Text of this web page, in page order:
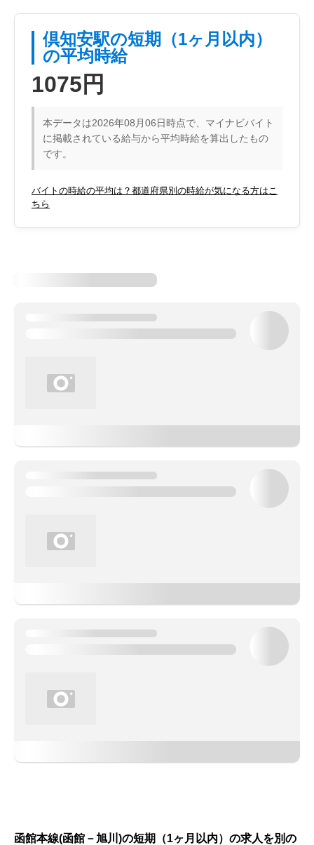
倶知安駅の短期（1ヶ月以内）
の平均時給
1075円
本データは2026年08月06日時点で、マイナビバイト
に掲載されている給与から平均時給を算出したもの
です。
バイトの時給の平均は？都道府県別の時給が気になる方はこ
ちら
函館本線(函館－旭川)の短期（1ヶ月以内）の求人を別の